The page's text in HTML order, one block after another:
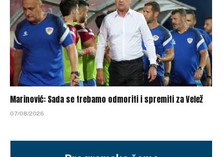
Marinović: Sada se trebamo odmoriti i spremiti za Velež
07/08/2026